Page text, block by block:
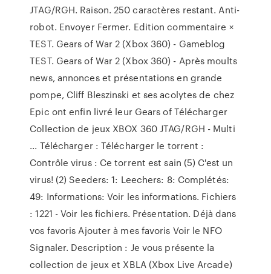
JTAG/RGH. Raison. 250 caractères restant. Anti-
robot. Envoyer Fermer. Edition commentaire ×
TEST. Gears of War 2 (Xbox 360) - Gameblog
TEST. Gears of War 2 (Xbox 360) - Après moults
news, annonces et présentations en grande
pompe, Cliff Bleszinski et ses acolytes de chez
Epic ont enfin livré leur Gears of Télécharger
Collection de jeux XBOX 360 JTAG/RGH - Multi
... Télécharger : Télécharger le torrent :
Contrôle virus : Ce torrent est sain (5) C'est un
virus! (2) Seeders: 1: Leechers: 8: Complétés:
49: Informations: Voir les informations. Fichiers
: 1221 - Voir les fichiers. Présentation. Déjà dans
vos favoris Ajouter à mes favoris Voir le NFO
Signaler. Description : Je vous présente la
collection de jeux et XBLA (Xbox Live Arcade)